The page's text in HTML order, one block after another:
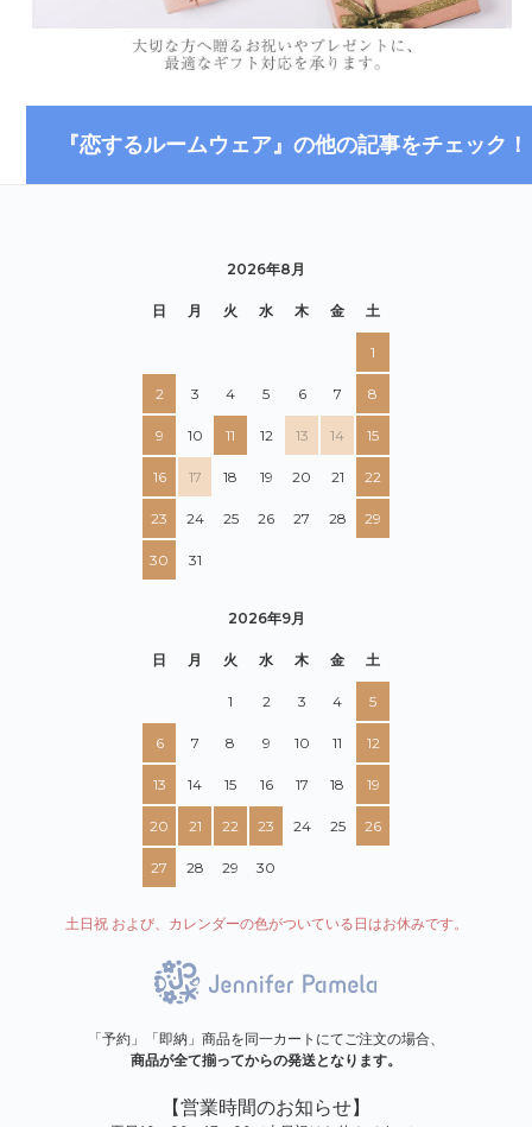
『恋するルームウェア』の他の記事をチェック！
2026年8月
日 月 火 水 木 金 土
1
2 3 4 5 6 7 8
9 10 11 12 13 14 15
16 17 18 19 20 21 22
23 24 25 26 27 28 29
30 31
2026年9月
日 月 火 水 木 金 土
1 2 3 4 5
6 7 8 9 10 11 12
13 14 15 16 17 18 19
20 21 22 23 24 25 26
27 28 29 30
土日祝 および、カレンダーの色がついている日はお休みです。
「予約」「即納」商品を同一カートにてご注文の場合、
商品が全て揃ってからの発送となります。
【営業時間のお知らせ】